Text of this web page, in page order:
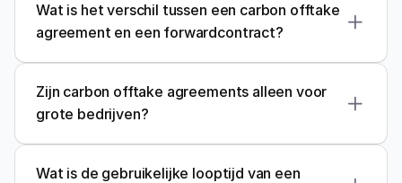
Wat is het verschil tussen een carbon offtake
agreement en een forwardcontract?
Zijn carbon offtake agreements alleen voor
grote bedrijven?
Wat is de gebruikelijke looptijd van een